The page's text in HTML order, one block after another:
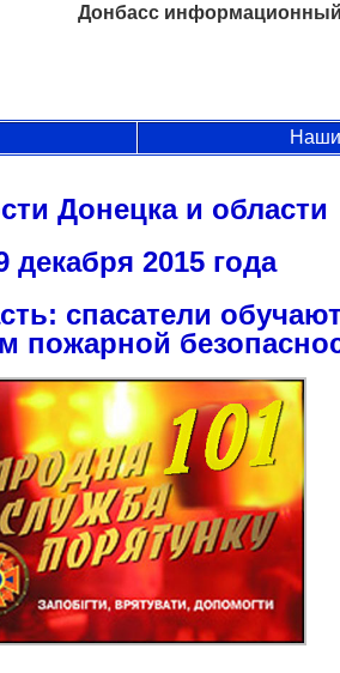
Донбасс информационный
Наши
Донецка и области
декабря 2015 года
спасатели
пожарной